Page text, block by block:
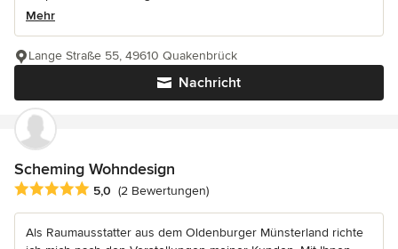
Mehr
Nachricht
Lange Straße 55, 49610 Quakenbrück
Scheming Wohndesign
Durchschnittliche Bewertung: 5 von 5 Sternen
5,0 (2 Bewertungen)
Als Raumausstatter aus dem Oldenburger Münsterland richte